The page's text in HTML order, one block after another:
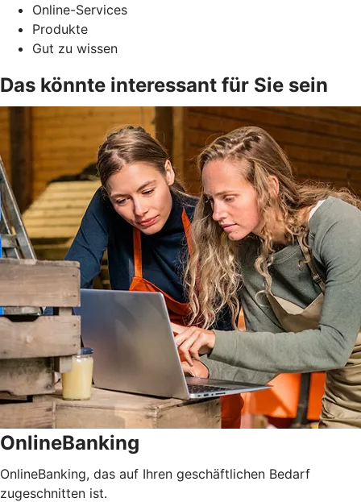
Online-Services
Produkte
Gut zu wissen
Das könnte interessant für Sie sein
OnlineBanking
OnlineBanking, das auf Ihren geschäftlichen Bedarf
zugeschnitten ist.